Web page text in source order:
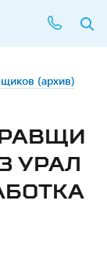
(архив)
УРАЛ